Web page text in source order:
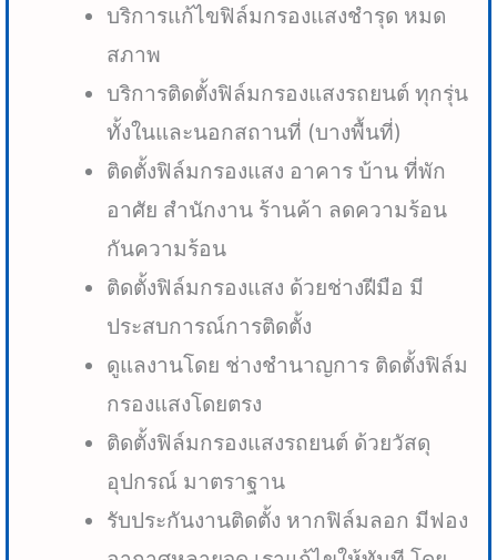
บริการแก้ไขฟิล์มกรองแสงชำรุด หมด
สภาพ
บริการติดตั้งฟิล์มกรองแสงรถยนต์ ทุกรุ่น
ทั้งในและนอกสถานที่ (บางพื้นที่)
ติดตั้งฟิล์มกรองแสง อาคาร บ้าน ที่พัก
อาศัย สำนักงาน ร้านค้า ลดความร้อน
กันความร้อน
ติดตั้งฟิล์มกรองแสง ด้วยช่างฝีมือ มี
ประสบการณ์การติดตั้ง
ดูแลงานโดย ช่างชำนาญการ ติดตั้งฟิล์ม
กรองแสงโดยตรง
ติดตั้งฟิล์มกรองแสงรถยนต์ ด้วยวัสดุ
อุปกรณ์ มาตราฐาน
รับประกันงานติดตั้ง หากฟิล์มลอก มีฟอง